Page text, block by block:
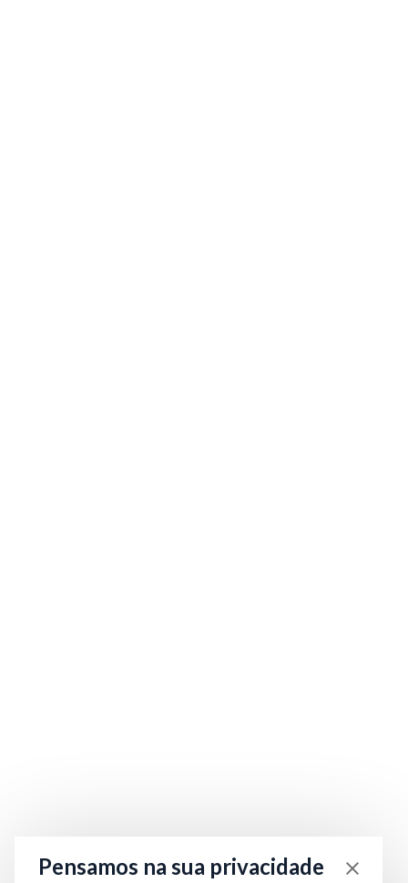
Pensamos na sua privacidade